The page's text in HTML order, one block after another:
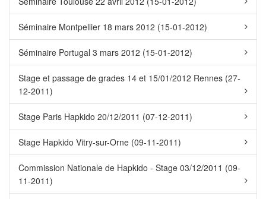
Séminaire Montpellier 18 mars 2012 (15-01-2012)
Séminaire Portugal 3 mars 2012 (15-01-2012)
Stage et passage de grades 14 et 15/01/2012 Rennes (27-
12-2011)
Stage Paris Hapkido 20/12/2011 (07-12-2011)
Stage Hapkido Vitry-sur-Orne (09-11-2011)
Commission Nationale de Hapkido - Stage 03/12/2011 (09-
11-2011)